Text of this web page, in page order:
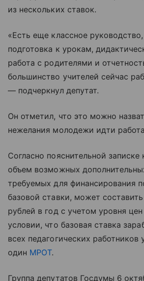
из нескольких ставок.
«Есть еще классное
подготовка к урокам,
работа с родителями и
большинство учителей сейчас
— подчеркнул депутат.
Он отметил, что это можно
нежелания молодежи идти
Согласно пояснительной записке
объем возможных
требуемых для финансирования
базовой ставки, может
рублей в год с учетом уровня
условии, что базовая ставка
всех педагогических работников
один МРОТ.
Группа депутатов Госдумы 6